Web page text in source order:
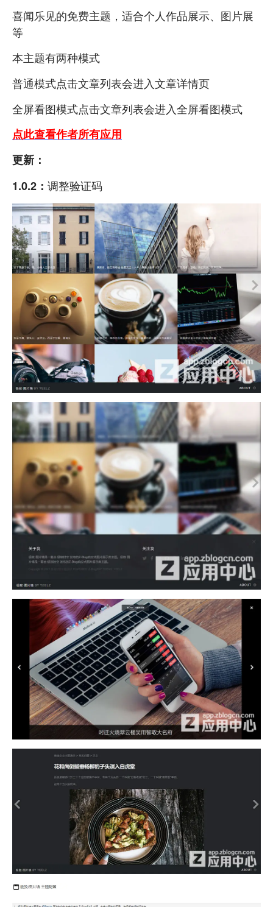
喜闻乐见的免费主题，适合个人作品展示、图片展
等
本主题有两种模式
普通模式点击文章列表会进入文章详情页
全屏看图模式点击文章列表会进入全屏看图模式
点此查看作者所有应用
更新：
1.0.2： 调整验证码